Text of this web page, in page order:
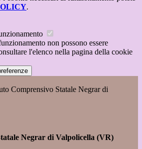
.
non possono essere
l'elenco nella pagina della cookie
Comprensivo Statale Negrar di
Negrar di Valpolicella (VR)